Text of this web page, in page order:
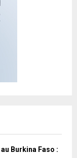
Burkina Faso :